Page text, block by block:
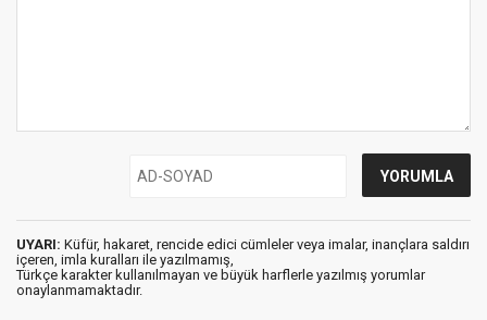
UYARI: Küfür, hakaret, rencide edici cümleler veya imalar, inançlara saldırı
içeren, imla kuralları ile yazılmamış,
Türkçe karakter kullanılmayan ve büyük harflerle yazılmış yorumlar
onaylanmamaktadır.